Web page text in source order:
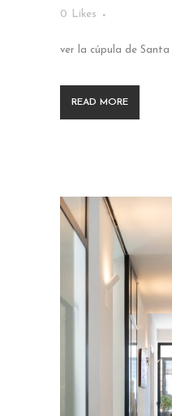
0
Likes
ver la cúpula de
READ MORE